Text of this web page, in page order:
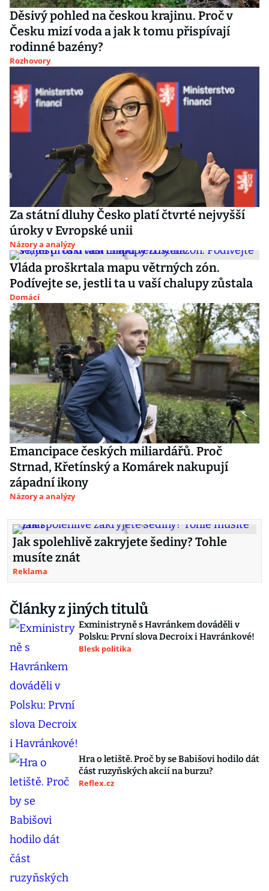
Děsivý pohled na českou krajinu. Proč v
Česku mizí voda a jak k tomu přispívají
rodinné bazény?
Rozhovory
Za státní dluhy Česko platí čtvrté nejvyšší
úroky v Evropské unii
Názory a analýzy
Vláda proškrtala mapu větrných zón.
Podívejte se, jestli ta u vaší chalupy zůstala
Domácí
Emancipace českých miliardářů. Proč
Strnad, Křetínský a Komárek nakupují
západní ikony
Názory a analýzy
Jak spolehlivě zakryjete šediny? Tohle
musíte znát
Reklama
Články z jiných titulů
Exministryně s Havránkem dováděli v
Polsku: První slova Decroix i Havránkové!
Blesk politika
Hra o letiště. Proč by se Babišovi hodilo dát
část ruzyňských akcií na burzu?
Reflex.cz